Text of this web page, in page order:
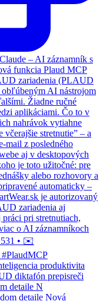
detaile N